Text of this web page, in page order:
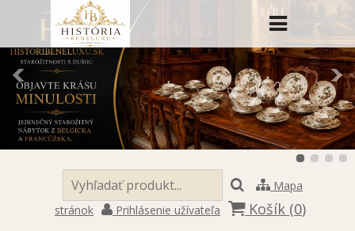
Mapa
stránok
Prihlásenie užívateľa Košík (0)